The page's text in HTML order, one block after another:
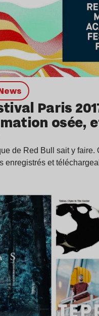
news
Paris
osée,
de Red Bull sait y faire.
enregistrés et